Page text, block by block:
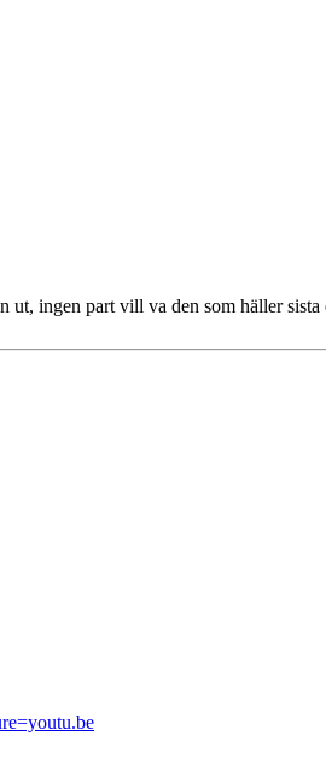
ingen part vill va den som häller